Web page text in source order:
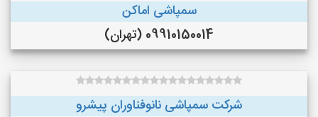
سمپاشی اماکن
09910150014 (تهران)
شرکت سمپاشی نانوفناوران پیشرو